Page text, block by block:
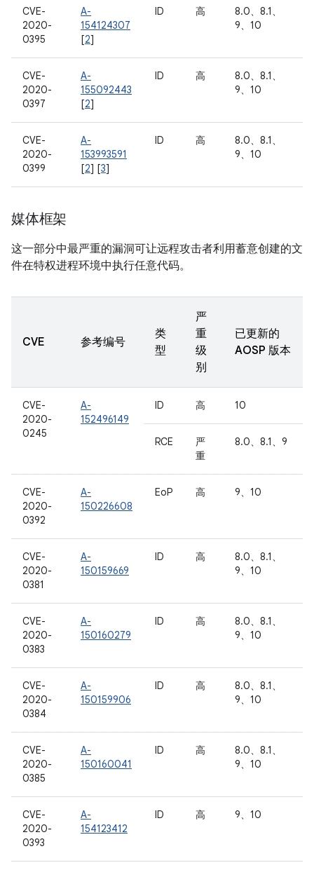
CVE-
2020-
0395
A-
154124307
[2]
ID 高
8.0、8.1、
9、10
CVE-
2020-
0397
A-
155092443
[2]
ID 高
8.0、8.1、
9、10
CVE-
2020-
0399
A-
153993591
[2] [3]
ID 高
8.0、8.1、
9、10
媒体框架
这一部分中最严重的漏洞可让远程攻击者利用蓄意创建的文
件在特权进程环境中执行任意代码。
CVE 参考编号
类
型
严
重
级
别
已更新的
AOSP 版本
CVE-
2020-
0245
A-
152496149
ID 高 10
RCE
严
重
8.0、8.1、9
CVE-
2020-
0392
A-
150226608
EoP 高 9、10
CVE-
2020-
0381
A-
150159669
ID 高
8.0、8.1、
9、10
CVE-
2020-
0383
A-
150160279
ID 高
8.0、8.1、
9、10
CVE-
2020-
0384
A-
150159906
ID 高
8.0、8.1、
9、10
CVE-
2020-
0385
A-
150160041
ID 高
8.0、8.1、
9、10
CVE-
2020-
0393
A-
154123412
ID 高 9、10